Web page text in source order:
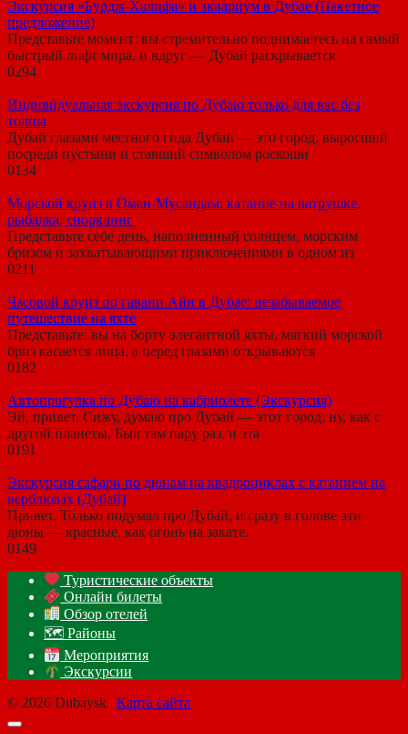
Экскурсия «Бурдж-Халифа» и аквариум в Дубае (Пакетное
предложение)
Представьте момент: вы стремительно поднимаетесь на самый
быстрый лифт мира, и вдруг — Дубай раскрывается
0294
Индивидуальная экскурсия по Дубаю только для вас без
толпы
Дубай глазами местного гида Дубай — это город, выросший
посреди пустыни и ставший символом роскоши
0134
Морской круиз в Оман-Мусандам: катание на ватрушке,
рыбалка, снорклинг
Представьте себе день, наполненный солнцем, морским
бризом и захватывающими приключениями в одном из
0211
Часовой круиз по гавани Айн в Дубае: незабываемое
путешествие на яхте
Представьте: вы на борту элегантной яхты, мягкий морской
бриз касается лица, а перед глазами открываются
0182
Автопрогулка по Дубаю на кабриолете (Экскурсия)
Эй, привет. Сижу, думаю про Дубай — этот город, ну, как с
другой планеты. Был там пару раз, и эта
0191
Экскурсия сафари по дюнам на квадроциклах с катанием на
верблюдах (Дубай)
Привет. Только подумал про Дубай, и сразу в голове эти
дюны — красные, как огонь на закате.
0149
Туристические объекты
Онлайн билеты
Обзор отелей
🗺 Районы
Мероприятия
Экскурсии
© 2026 Dubaysk | Карта сайта